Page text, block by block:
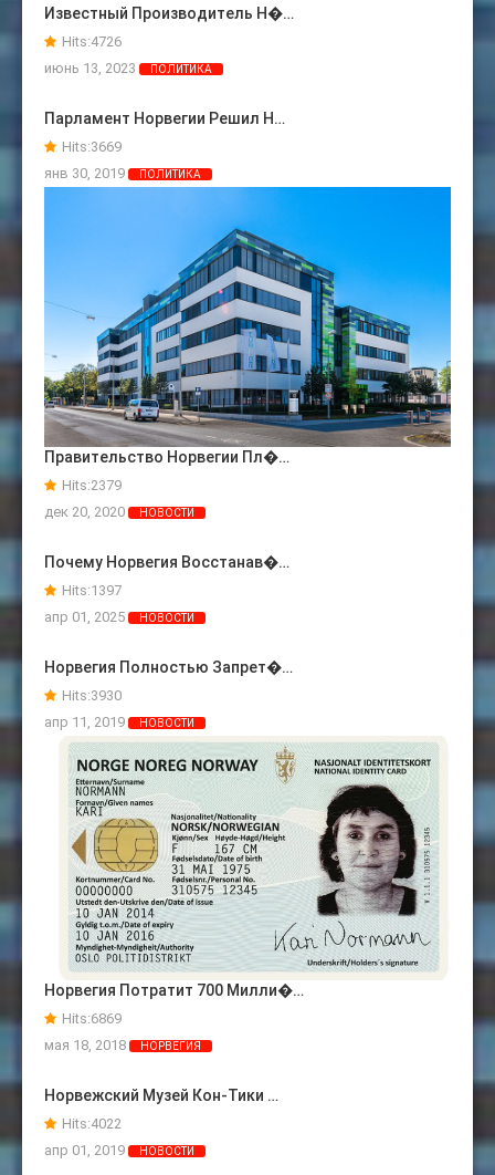
Известный Производитель Н�…
Hits:4726
июнь 13, 2023
ПОЛИТИКА
Парламент Норвегии Решил Н…
Hits:3669
янв 30, 2019
ПОЛИТИКА
Правительство Норвегии Пл�…
Hits:2379
дек 20, 2020
НОВОСТИ
Почему Норвегия Восстанав�…
Hits:1397
апр 01, 2025
НОВОСТИ
Норвегия Полностью Запрет�…
Hits:3930
апр 11, 2019
НОВОСТИ
Норвегия Потратит 700 Милли�…
Hits:6869
мая 18, 2018
НОРВЕГИЯ
Норвежский Музей Кон-Тики …
Hits:4022
апр 01, 2019
НОВОСТИ